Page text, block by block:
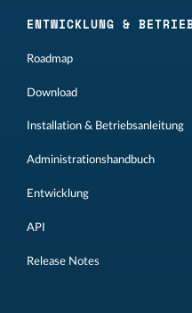
ENTWICKLUNG &
Roadmap
Download
Installation & Betriebsanleitung
Administrationshandbuch
Entwicklung
API
Release Notes